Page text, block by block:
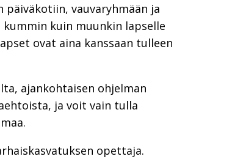
vauvaryhmään ja
kuin muunkin lapselle
ovat aina kanssaan tulleen
ajankohtaisen ohjelman
ja voit vain tulla
opettaja.